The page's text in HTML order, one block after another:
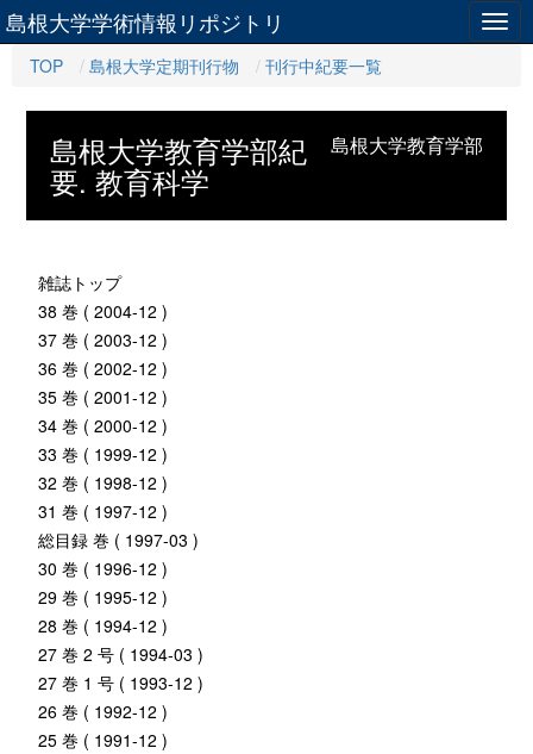
島根大学学術情報リポジトリ
TOP 島根大学定期刊行物 刊行中紀要一覧
島根大学教育学部
島根大学教育学部紀
要. 教育科学
雑誌トップ
38 巻 ( 2004-12 )
37 巻 ( 2003-12 )
36 巻 ( 2002-12 )
35 巻 ( 2001-12 )
34 巻 ( 2000-12 )
33 巻 ( 1999-12 )
32 巻 ( 1998-12 )
31 巻 ( 1997-12 )
総目録 巻 ( 1997-03 )
30 巻 ( 1996-12 )
29 巻 ( 1995-12 )
28 巻 ( 1994-12 )
27 巻 2 号 ( 1994-03 )
27 巻 1 号 ( 1993-12 )
26 巻 ( 1992-12 )
25 巻 ( 1991-12 )